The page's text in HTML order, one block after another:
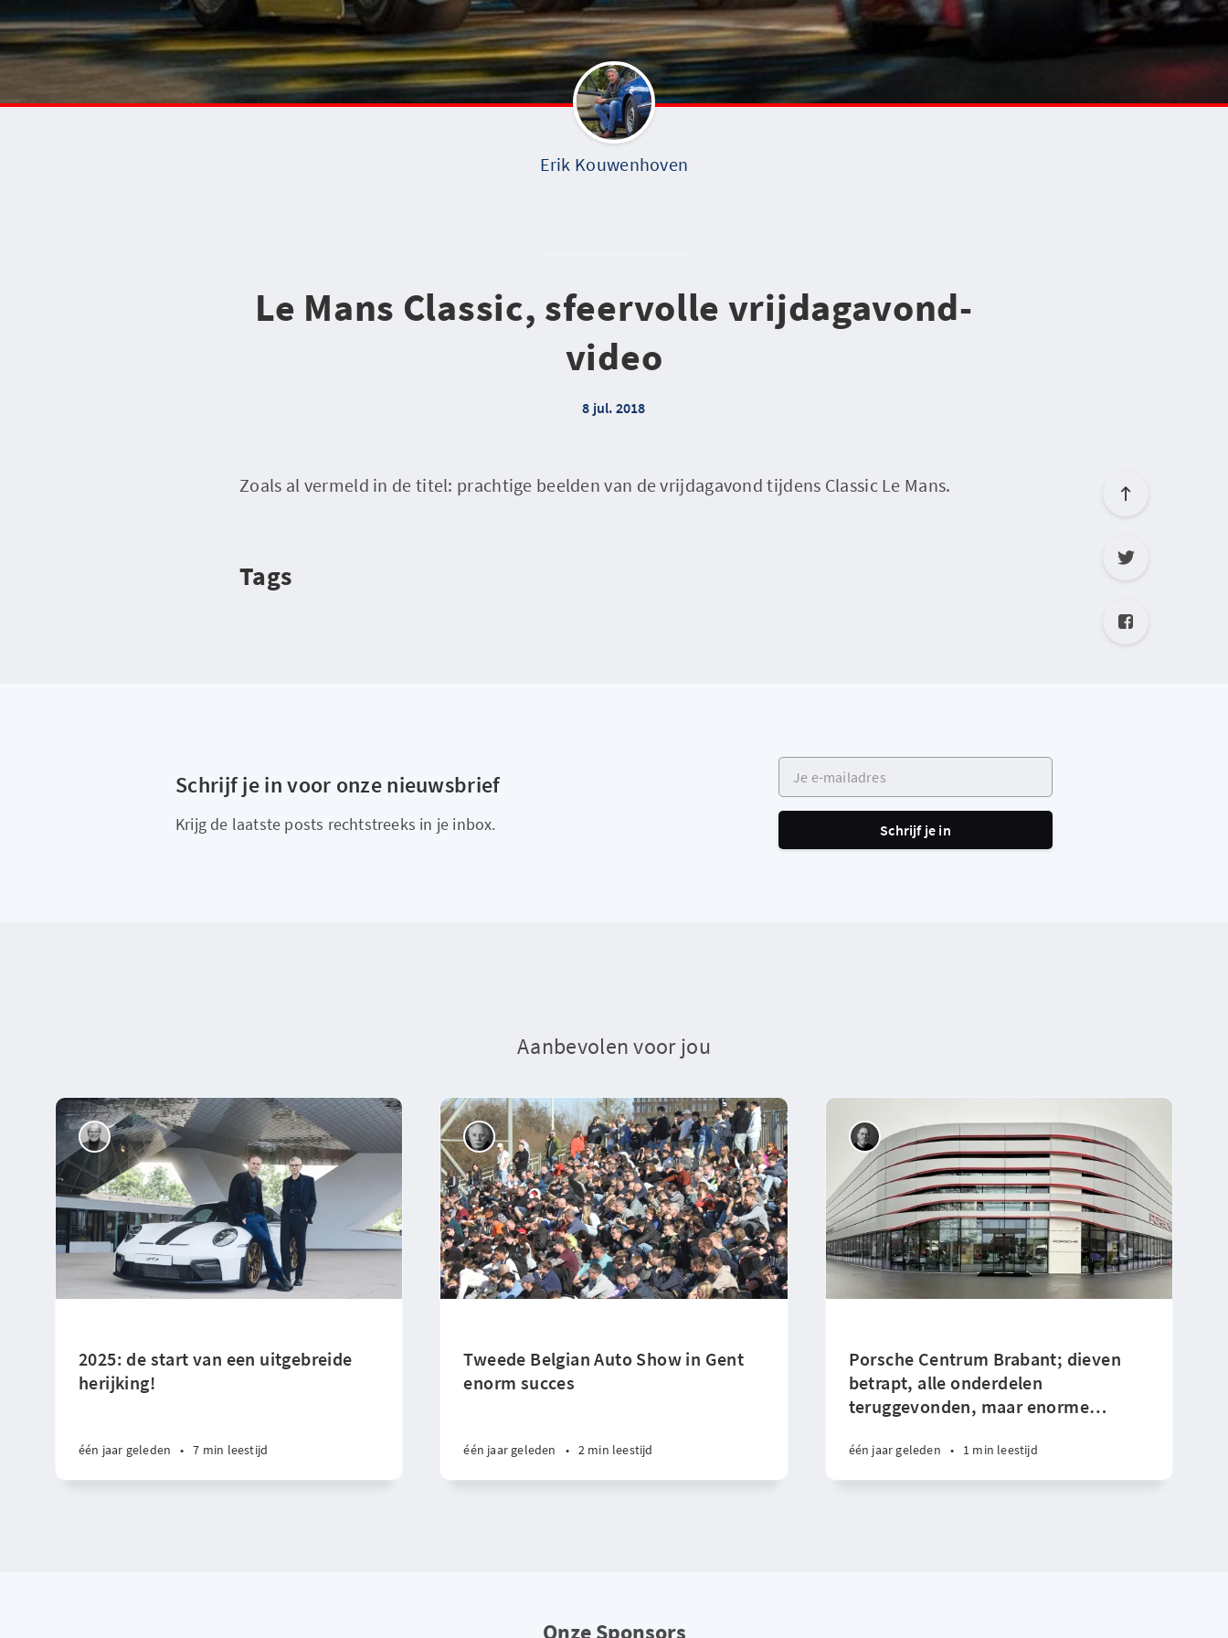
Erik Kouwenhoven
Le Mans Classic, sfeervolle vrijdagavond-
video
8 jul. 2018
Zoals al vermeld in de titel: prachtige beelden van de vrijdagavond tijdens Classic Le Mans.
Tags
Schrijf je in voor onze nieuwsbrief
Krijg de laatste posts rechtstreeks in je inbox.
Je e-mailadres
Schrijf je in
Aanbevolen voor jou
2025: de start van een uitgebreide
herijking!
één jaar geleden • 7 min leestijd
Tweede Belgian Auto Show in Gent
enorm succes
één jaar geleden • 2 min leestijd
Porsche Centrum Brabant; dieven
betrapt, alle onderdelen
teruggevonden, maar enorme…
één jaar geleden • 1 min leestijd
Onze Sponsors